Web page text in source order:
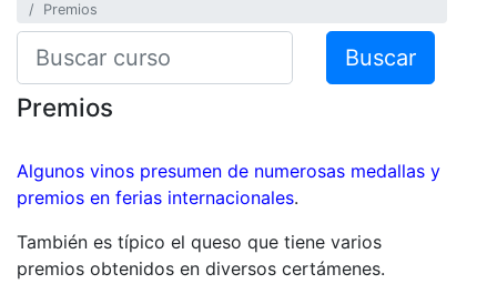
Premios
Buscar
Premios
Algunos vinos presumen de numerosas medallas y
premios en ferias internacionales.
También es típico el queso que tiene varios
premios obtenidos en diversos certámenes.